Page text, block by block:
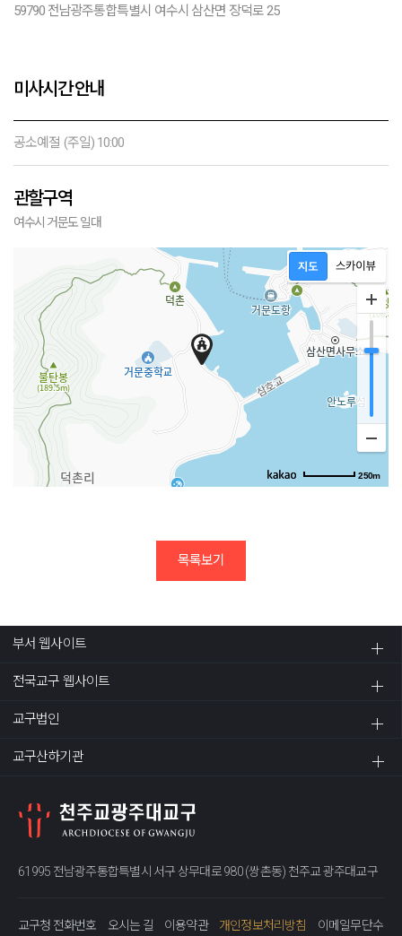
59790 전남광주통합특별시 여수시 삼산면 장덕로 25
미사시간 안내
공소예절 (주일) 10:00
관할구역
여수시 거문도 일대
250m
목록보기
부서 웹사이트
전국교구 웹사이트
교구법인
교구산하기관
61995 전남광주통합특별시 서구 상무대로 980 (쌍촌동) 천주교 광주대교구
교구청 전화번호 오시는 길 이용약관 개인정보처리방침 이메일무단수